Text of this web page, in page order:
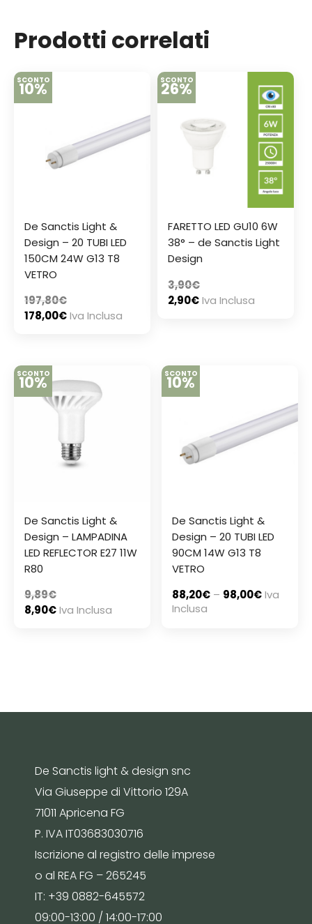
Prodotti correlati
SCONTO
10%
De Sanctis Light &
Design – 20 TUBI LED
150CM 24W G13 T8
VETRO
197,80€
178,00€Iva Inclusa
SCONTO
26%
FARETTO LED GU10 6W
38° – de Sanctis Light
Design
3,90€
2,90€Iva Inclusa
SCONTO
10%
De Sanctis Light &
Design – LAMPADINA
LED REFLECTOR E27 11W
R80
9,89€
8,90€Iva Inclusa
SCONTO
10%
De Sanctis Light &
Design – 20 TUBI LED
90CM 14W G13 T8
VETRO
88,20€ – 98,00€Iva
Inclusa
De Sanctis light & design snc
Via Giuseppe di Vittorio 129A
71011 Apricena FG
P. IVA IT03683030716
Iscrizione al registro delle imprese
o al REA FG – 265245
IT: +39 0882-645572
09:00-13:00 / 14:00-17:00